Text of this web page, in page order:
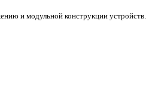
и модульной конструкции устройств.